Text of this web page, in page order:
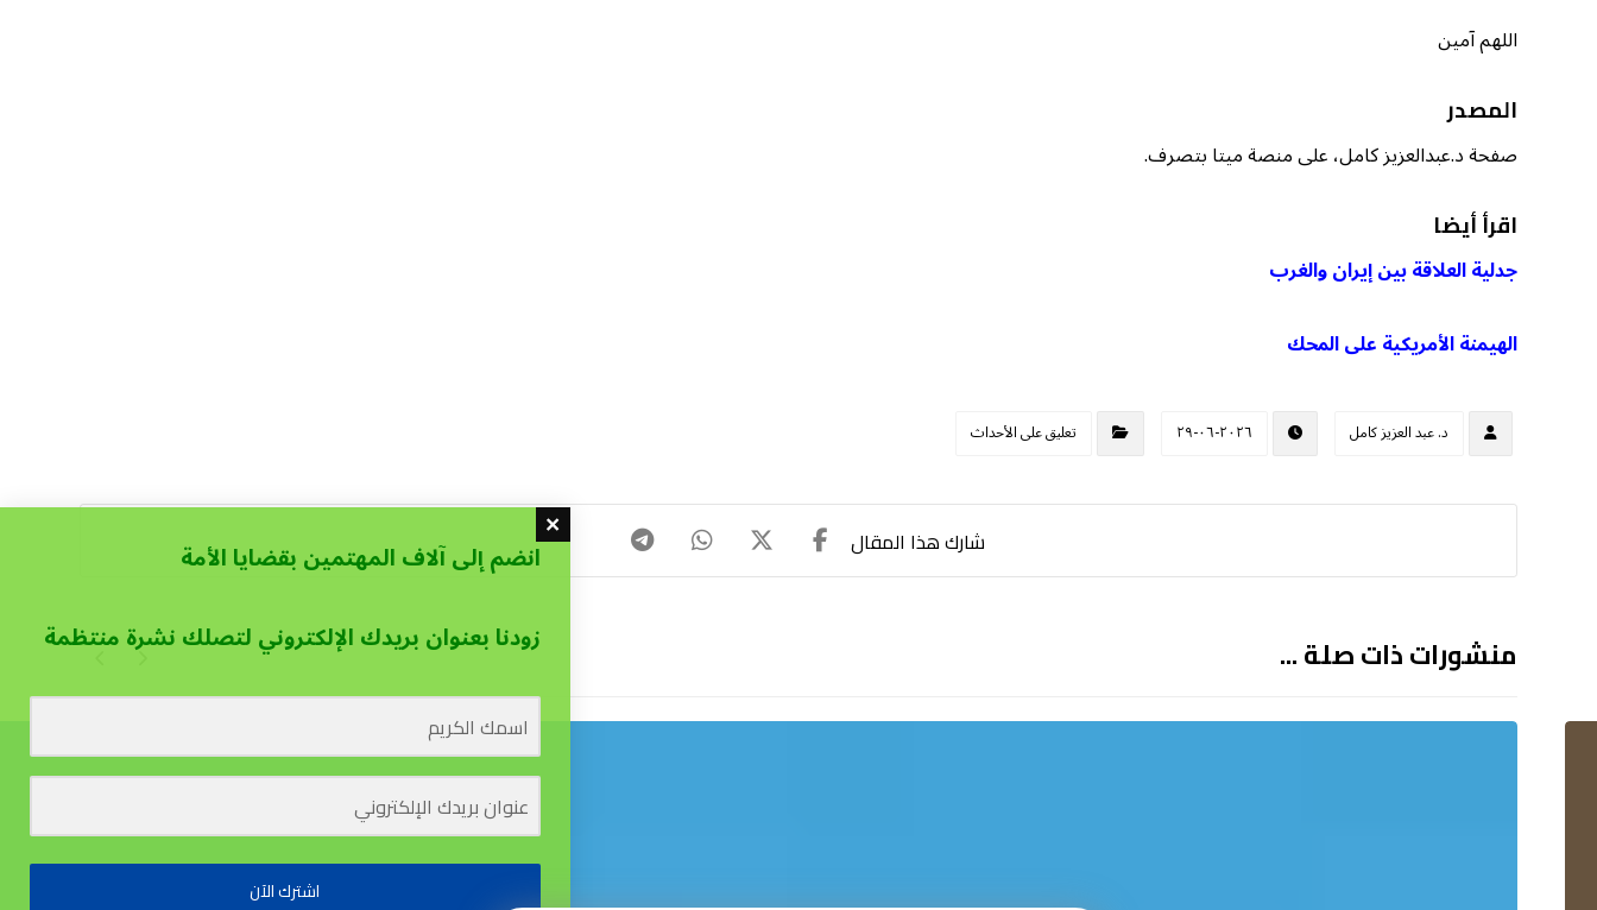
اللهم آمين
المصدر
صفحة د.عبدالعزيز كامل، على منصة ميتا بتصرف.
اقرأ أيضا
جدلية العلاقة بين إيران والغرب
الهيمنة الأمريكية على المحك
د. عبد العزيز كامل ٢٠٢٦-٠٦-٢٩ تعليق على الأحداث
منشورات ذات صلة ...
انضم إلى آلاف المهتمين بقضايا الأمة
زودنا بعنوان بريدك الإلكتروني لتصلك نشرة منتظمة
اشترك الآن